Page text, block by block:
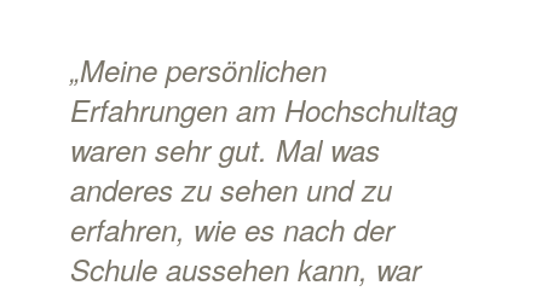
„Meine persönlichen
Erfahrungen am Hochschultag
waren sehr gut. Mal was
anderes zu sehen und zu
erfahren, wie es nach der
Schule aussehen kann, war